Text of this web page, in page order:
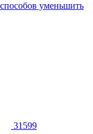
уменьшить
31599